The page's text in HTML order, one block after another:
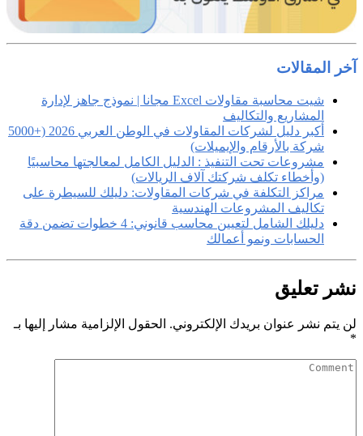
آخر المقالات
شيت محاسبة مقاولات Excel مجانا | نموذج جاهز لإدارة
المشاريع والتكاليف
أكبر دليل لشركات المقاولات في الوطن العربي 2026 (+5000
شركة بالأرقام والإيميلات)
مشروعات تحت التنفيذ : الدليل الكامل لمعالجتها محاسبيًا
(وأخطاء تكلف شركتك آلاف الريالات)
مراكز التكلفة في شركات المقاولات: دليلك للسيطرة على
تكاليف المشروعات الهندسية
دليلك الشامل لتعيين محاسب قانوني: 4 خطوات تضمن دقة
الحسابات ونمو أعمالك
نشر تعليق
لن يتم نشر عنوان بريدك الإلكتروني. الحقول الإلزامية مشار إليها بـ
*